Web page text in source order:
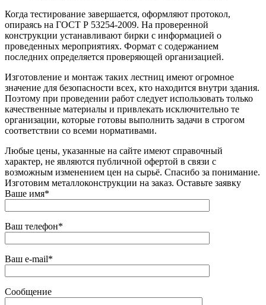
Когда тестирование завершается, оформляют протокол,
опираясь на ГОСТ Р 53254-2009. На проверенной
конструкции устанавливают бирки с информацией о
проведенных мероприятиях. Формат с содержанием
последних определяется проверяющей организацией.
Изготовление и монтаж таких лестниц имеют огромное
значение для безопасности всех, кто находится внутри здания.
Поэтому при проведении работ следует использовать только
качественные материалы и привлекать исключительно те
организации, которые готовы выполнить задачи в строгом
соответствии со всеми нормативами.
Любые цены, указанные на сайте имеют справочный
характер, не являются публичной офертой в связи с
возможным изменением цен на сырьё. Спасибо за понимание.
Изготовим металлоконструкции на заказ. Оставьте заявку
Ваше имя*
Ваш телефон*
Ваш e-mail*
Сообщение